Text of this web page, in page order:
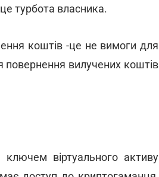
турбота власника.
коштів -це не вимоги для
повернення вилучених коштів
віртуального активу